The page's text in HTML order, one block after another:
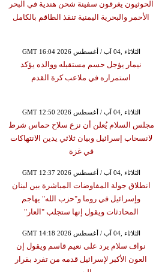
الحوثيون يغرقون سفينة شحن هندية في البحر
الأحمر والبحرية اليمنية تنقذ الطاقم بالكامل
GMT 16:04 2026 الثلاثاء ,04 آب / أغسطس
نيمار يؤجل حسم مستقبله ووالده يؤكد
استمراره في ملاعب كرة القدم
GMT 12:50 2026 الثلاثاء ,04 آب / أغسطس
مجلس السلام يُعلن أن نزع سلاح حماس شرط
لانسحاب إسرائيل وبيان ثلاثي يدين الانتهاكات
في غزة
GMT 12:37 2026 الثلاثاء ,04 آب / أغسطس
انطلاق جولة المفاوضات المباشرة بين لبنان
وإسرائيل في روما و"حزب الله" يهاجم
المحادثات ويقول إنها ستجلب "العار"
GMT 14:18 2026 الثلاثاء ,04 آب / أغسطس
نواف سلام يرد على نعيم قاسم ويقول إن
العون الأكبر لإسرائيل قدمه من تفرد بقرار